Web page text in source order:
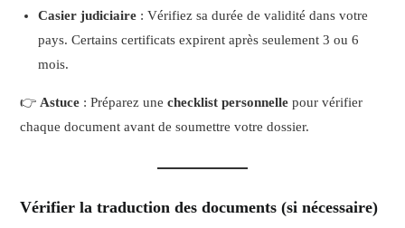
Casier judiciaire : Vérifiez sa durée de validité dans votre
pays. Certains certificats expirent après seulement 3 ou 6
mois.
👉 Astuce : Préparez unechecklist personnelle pour vérifier
chaque document avant de soumettre votre dossier.
Vérifier la traduction des documents (si nécessaire)